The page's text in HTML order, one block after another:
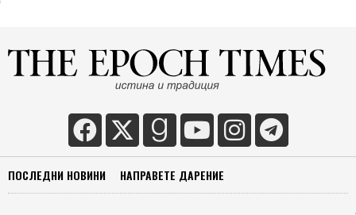
ПОСЛЕДНИ НОВИНИ НАПРАВЕТЕ ДАРЕНИЕ